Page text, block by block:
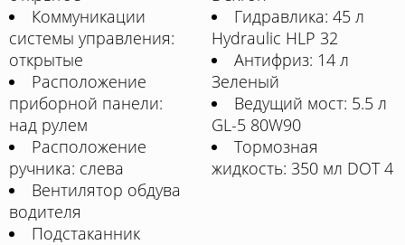
Коммуникации
системы управления:
открытые
Расположение
приборной панели:
над рулем
Расположение
ручника: слева
Вентилятор обдува
водителя
Подстаканник
Гидравлика: 45 л
Hydraulic HLP 32
Антифриз: 14 л
Зеленый
Ведущий мост: 5.5 л
GL-5 80W90
Тормозная
жидкость: 350 мл DOT 4